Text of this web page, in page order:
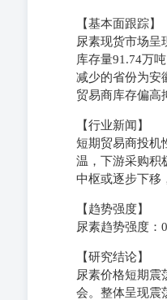
【基本面跟踪】
尿素现货市场呈
库存量91.74万
减少的省份为安
贸易商库存偏高
【行业新闻】
短期贸易商投机
温，下游采购积
中枢或逐步下移
【趋势强度】
尿素趋势强度：
【研究结论】
尿素价格短期震
会。整体呈现震